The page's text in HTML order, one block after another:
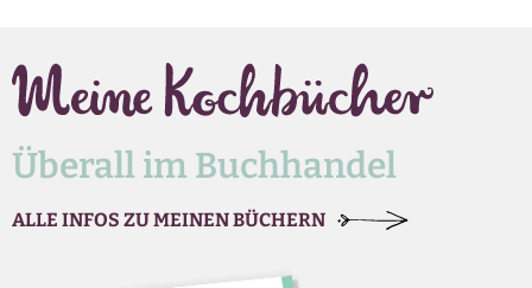
Überall im Buchhandel
ALLE INFOS ZU MEINEN BÜCHERN